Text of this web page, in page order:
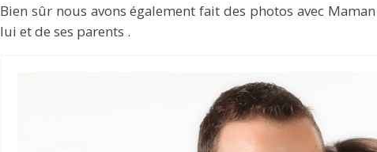
Bien sûr nous avons également fait des photos avec
lui et de ses parents .